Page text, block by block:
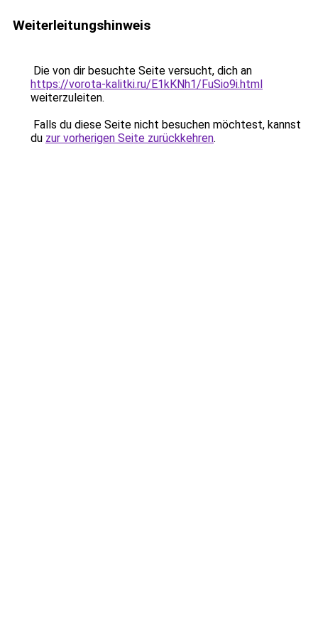
Weiterleitungshinweis
Die von dir besuchte Seite versucht, dich an
https://vorota-kalitki.ru/E1kKNh1/FuSio9i.html
weiterzuleiten.
Falls du diese Seite nicht besuchen möchtest, kannst
du zur vorherigen Seite zurückkehren.